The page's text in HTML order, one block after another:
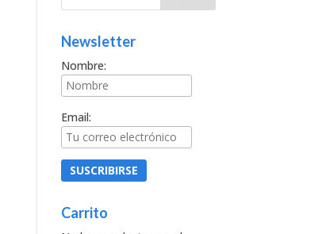
Newsletter
Nombre:
Email:
Carrito